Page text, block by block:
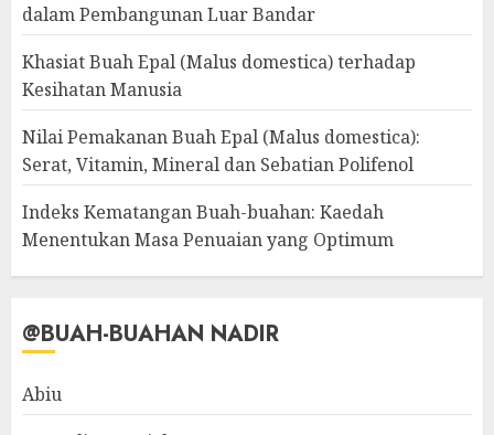
dalam Pembangunan Luar Bandar
Khasiat Buah Epal (Malus domestica) terhadap
Kesihatan Manusia
Nilai Pemakanan Buah Epal (Malus domestica):
Serat, Vitamin, Mineral dan Sebatian Polifenol
Indeks Kematangan Buah-buahan: Kaedah
Menentukan Masa Penuaian yang Optimum
@BUAH-BUAHAN NADIR
Abiu